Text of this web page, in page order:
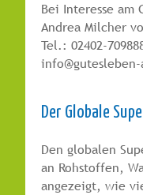
Bei Interesse am
Andrea Milcher
Tel.: 02402-
Der Globale
Den globalen
an Rohstoffen,
angezeigt, wie